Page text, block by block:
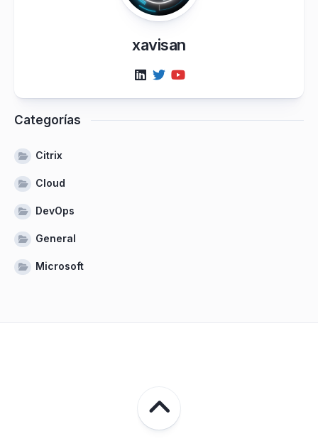
xavisan
Categorías
Citrix
Cloud
DevOps
General
Microsoft